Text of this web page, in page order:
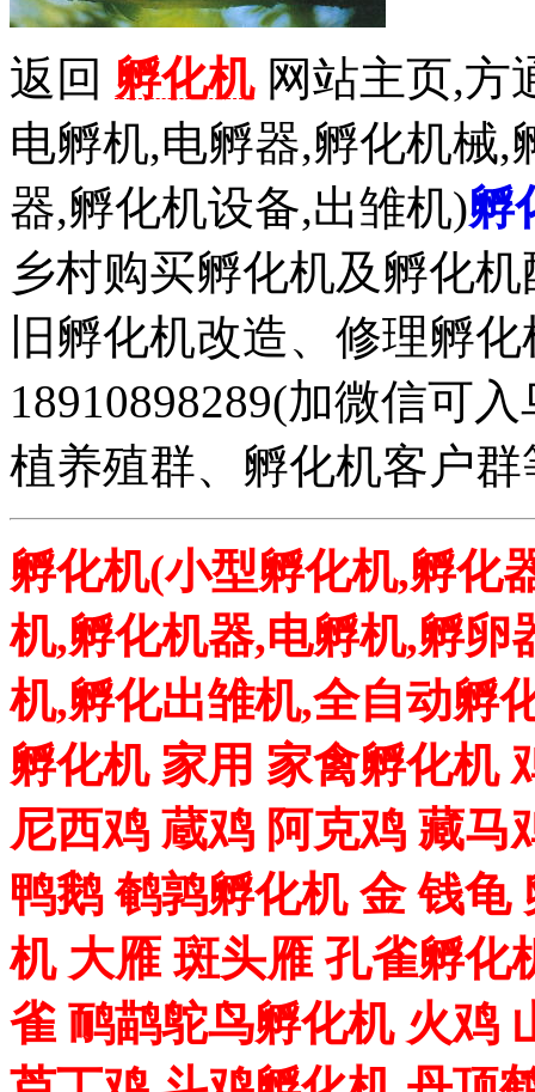
返回 孵化机网站主页,方
电孵机,电孵器,孵化机械,
器,孵化机设备,出雏机)孵
乡村购买孵化机及孵化
旧孵化机改造、修理孵
18910898289(加微信可
植养殖群、孵化机客户
孵化机(小型孵化机,孵化
机,孵化机器,电孵机,孵卵
机,孵化出雏机,全自动孵
孵化机 家用 家禽孵化机
尼西鸡 蔵鸡 阿克鸡 藏马
鸭鹅 鹌鹑孵化机 金 钱龟
机 大雁 斑头雁 孔雀孵化
雀 鸸鹋鸵鸟孵化机 火鸡